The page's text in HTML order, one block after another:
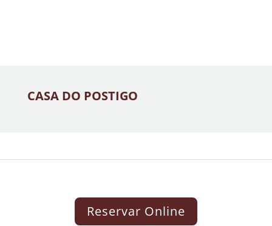
CASA DO POSTIGO
Reservar Online